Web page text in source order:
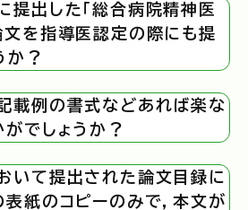
提出した「総合病院精神医
文を指導医認定の際にも提
か？
載例の書式などあれば楽な
がでしょうか？
いて提出された論文目録に
表紙のコピーのみで，本文が